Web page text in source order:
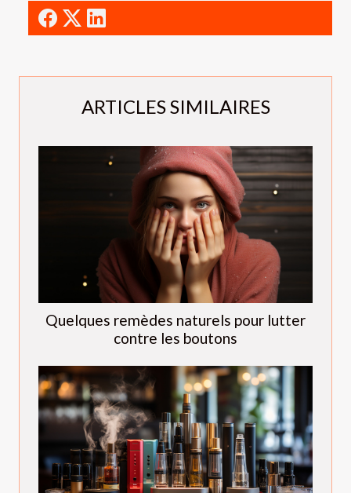
ARTICLES SIMILAIRES
Quelques remèdes naturels pour lutter
contre les boutons